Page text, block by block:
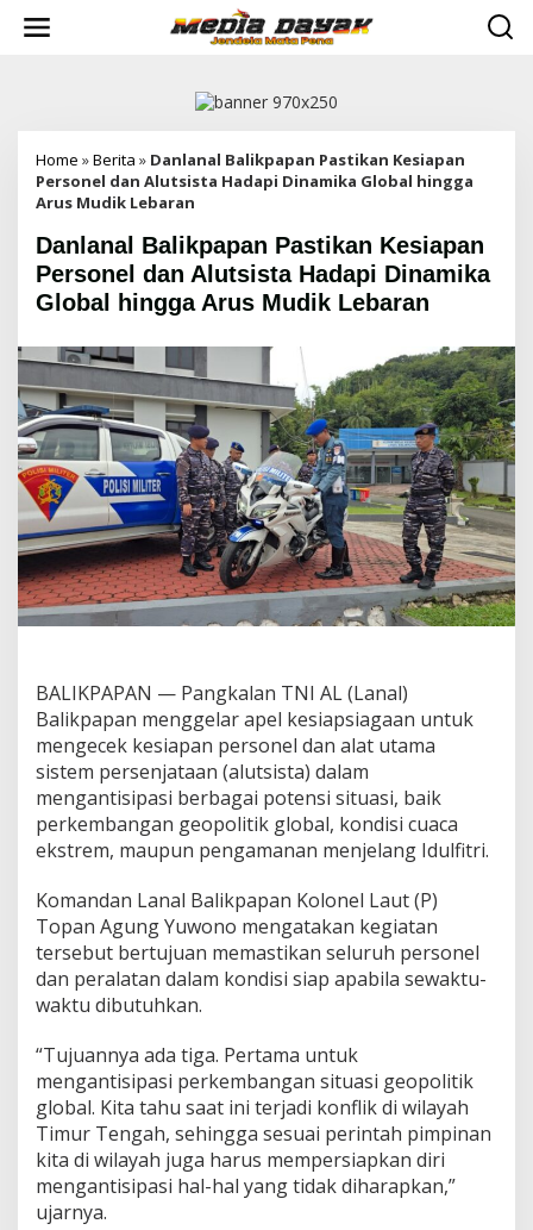
Home »Berita » Danlanal Balikpapan Pastikan Kesiapan
Personel dan Alutsista Hadapi Dinamika Global hingga
Arus Mudik Lebaran
Danlanal Balikpapan Pastikan Kesiapan
Personel dan Alutsista Hadapi Dinamika
Global hingga Arus Mudik Lebaran
BALIKPAPAN — Pangkalan TNI AL (Lanal)
Balikpapan menggelar apel kesiapsiagaan untuk
mengecek kesiapan personel dan alat utama
sistem persenjataan (alutsista) dalam
mengantisipasi berbagai potensi situasi, baik
perkembangan geopolitik global, kondisi cuaca
ekstrem, maupun pengamanan menjelang Idulfitri.
Komandan Lanal Balikpapan Kolonel Laut (P)
Topan Agung Yuwono mengatakan kegiatan
tersebut bertujuan memastikan seluruh personel
dan peralatan dalam kondisi siap apabila sewaktu-
waktu dibutuhkan.
“Tujuannya ada tiga. Pertama untuk
mengantisipasi perkembangan situasi geopolitik
global. Kita tahu saat ini terjadi konflik di wilayah
Timur Tengah, sehingga sesuai perintah pimpinan
kita di wilayah juga harus mempersiapkan diri
mengantisipasi hal-hal yang tidak diharapkan,”
ujarnya.